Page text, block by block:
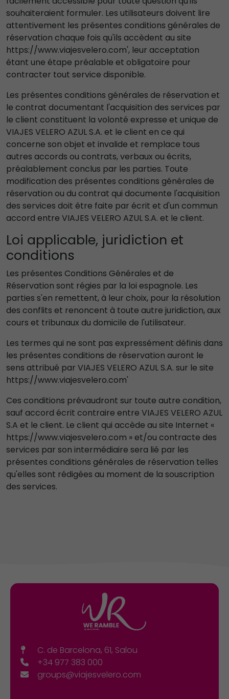
souhaiteraient formuler. Les utilisateurs doivent lire
attentivement les présentes conditions générales de
réservation chaque fois qu'ils accèdent au site
https://www.viajesvelero.com', leur acceptation
étant une étape préalable et obligatoire pour
contracter tout service disponible.
Les présentes conditions générales de réservation et
le contrat documentant l'acquisition des services par
le client constituent la volonté expresse et unique de
VIAJES VELERO AZUL S.A. et le client en ce qui
concerne son objet et invalide et remplace tous
autres accords ou contrats, verbaux ou écrits,
préalablement conclus par les parties. Toute
modification des présentes conditions générales de
réservation ou du contrat qui documente l'acquisition
des services doit être faite par écrit et d'un commun
accord entre VIAJES VELERO AZUL S.A. et le client.
Loi applicable, juridiction et
conditions
Les présentes Conditions Générales et de
Réservation sont régies par la loi espagnole. Les
parties s'en remettent, à leur choix, pour la résolution
des conflits et renoncent à toute autre juridiction, aux
cours et tribunaux du domicile de l'utilisateur.
Les termes qui ne sont pas expressément définis dans
les présentes conditions de réservation auront le
sens attribué par VIAJES VELERO AZUL S.A. sur le site
https://www.viajesvelero.com'
Ces conditions prévaudront sur toute autre condition,
sauf accord écrit contraire entre VIAJES VELERO AZUL
S.A et le client. Le client qui accède au site Internet «
https://www.viajesvelero.com » et/ou contracte des
services par son intermédiaire sera lié par les
présentes conditions générales de réservation telles
qu'elles sont rédigées au moment de la souscription
des services.
C. de Barcelona, 61, Salou
+34 977 383 000
groups@viajesvelero.com